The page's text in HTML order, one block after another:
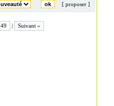
[ proposer ]
49 | Suivant »